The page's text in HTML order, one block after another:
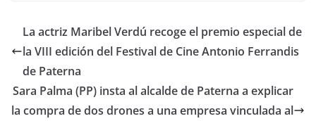
La actriz Maribel Verdú recoge el premio especial de
la VIII edición del Festival de Cine Antonio Ferrandis
de Paterna
Sara Palma (PP) insta al alcalde de Paterna a explicar
la compra de dos drones a una empresa vinculada al